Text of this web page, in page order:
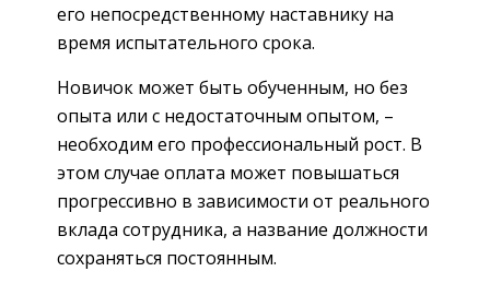
его непосредственному наставнику на
время испытательного срока.
Новичок может быть обученным, но без
опыта или с недостаточным опытом, –
необходим его профессиональный рост. В
этом случае оплата может повышаться
прогрессивно в зависимости от реального
вклада сотрудника, а название должности
сохраняться постоянным.